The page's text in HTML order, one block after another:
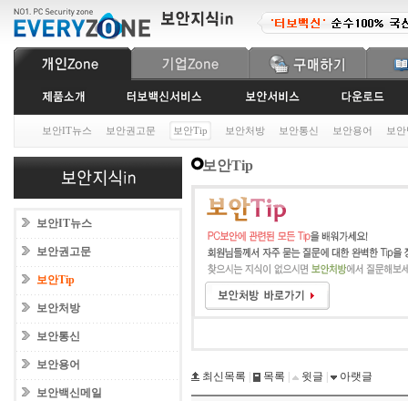
보안IT뉴스 보안권고문 보안Tip 보안처방 보안통신 보안용어 보
보안IT뉴스
보안권고문
보안Tip
보안처방
보안통신
보안용어
보안백신메일
보안Tip
최신목록 목록 윗글 아랫글